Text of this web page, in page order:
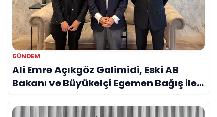
GÜNDEM
Ali Emre Açıkgöz Galimidi, Eski AB
Bakanı ve Büyükelçi Egemen Bağış ile
Bir Araya Geldi